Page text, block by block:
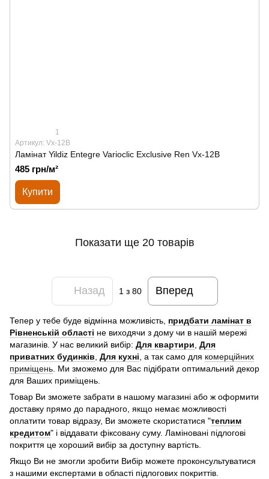
1
Артикул: Vx-12B
Ламінат Yildiz Entegre Varioclic Exclusive Ren Vx-12B
485 грн/м²
Купити
Показати ще 20 товарів
Назад 1 з 80 Вперед
Тепер у тебе буде відмінна можливість, придбати ламінат в
Рівненській області не виходячи з дому чи в нашій мережі
магазинів. У нас великий вибір: Для квартири Для
приватних будинків Для кухні , а так само для комерційних
приміщень . Ми зможемо для Вас підібрати оптимальний декор
для Ваших приміщень.
Товар Ви зможете забрати в нашому магазині або ж оформити
доставку прямо до парадного, якщо немає можливості
оплатити товар відразу, Ви зможете скористатися "теплим
кредитом" і віддавати фіксовану суму. Ламіновані підлогові
покриття це хороший вибір за доступну вартість.
Якщо Ви не змогли зробити Вибір можете проконсультуватися
з нашими експертами в області підлогових покриттів.